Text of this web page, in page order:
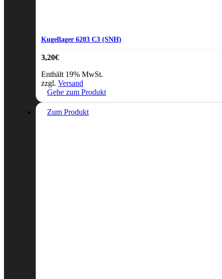
Kugellager 6203 C3 (SNH)
3,20€
Enthält 19% MwSt.
zzgl. Versand
Gehe zum Produkt
Zum Produkt